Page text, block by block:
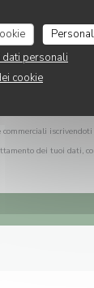
personali
cookie
dei tuoi dati,